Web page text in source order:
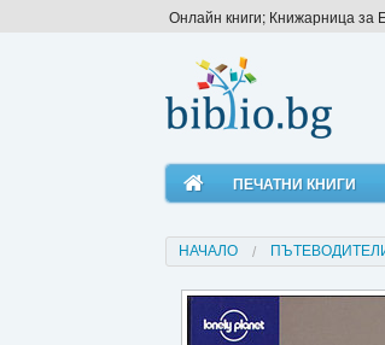
Онлайн книги; Книжарница за
ПЕЧАТНИ КНИГИ
НАЧАЛО